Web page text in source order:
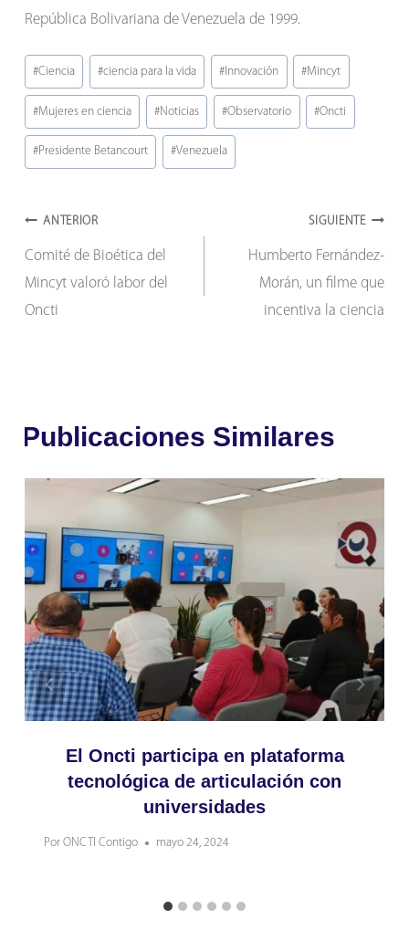
República Bolivariana de Venezuela de 1999.
Etiquetas
de
la
entrada:
#Ciencia #ciencia para la vida # Innovación #Mincyt
#Mujeres en ciencia #Noticias #Observatorio #Oncti
#Presidente Betancourt #Venezuela
Navegación
de
entradas
ANTERIOR
Comité de Bioética del
Mincyt valoró labor del
Oncti
SIGUIENTE
Humberto Fernández-
Morán, un filme que
incentiva la ciencia
Publicaciones Similares
El Oncti participa en plataforma
tecnológica de articulación con
universidades
Por ONCTI Contigo mayo 24, 2024